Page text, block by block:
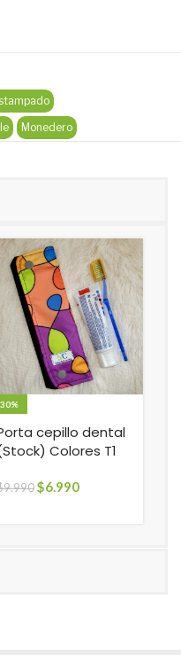
Monedero
cepillo dental
Colores T1
9.990$6.990